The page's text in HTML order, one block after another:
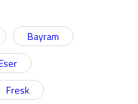
Bayram
Fresk